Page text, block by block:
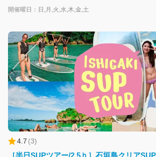
間約2ｈのショートコース。到着日や帰る日な
開催曜日：日,月,火,水,木,金,土
4.7 (3)
［半日SUPツアー/2.5ｈ］石垣島クリア